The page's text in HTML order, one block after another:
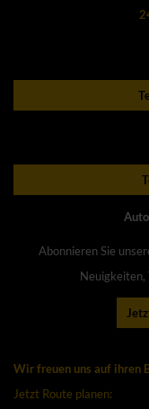
Abonnieren Sie
Neuigkeiten,
Wir freuen uns auf ihren
Jetzt Route planen: